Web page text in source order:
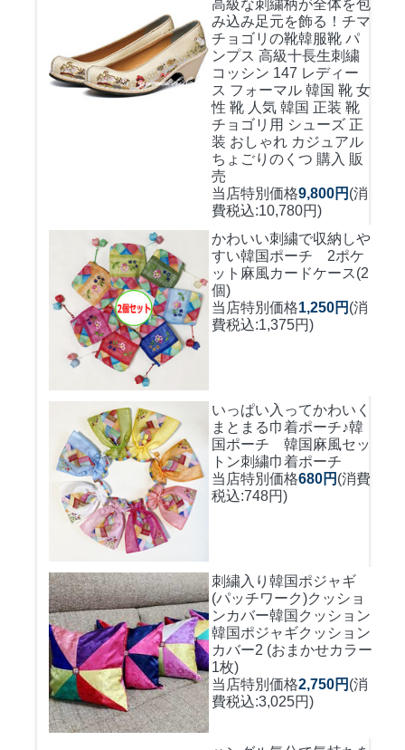
高級な刺繍柄が全体を包
み込み足元を飾る！ チマ
チョゴリの靴韓服靴 パ
ンプス 高級十長生刺繍
コッシン 147 レディー
ス フォーマル 韓国 靴 女
性 靴 人気 韓国 正装 靴
チョゴリ用 シューズ 正
装 おしゃれ カジュアル
ちょごりのくつ 購入 販
売
当店特別価格9,800円 (消
費税込:10,780円)
かわいい刺繍で収納しや
すい韓国ポーチ 2ポケ
ット麻風カードケース(2
個)
当店特別価格1,250円 (消
費税込:1,375円)
いっぱい入ってかわいく
まとまる巾着ポーチ♪韓
国ポーチ 韓国麻風セッ
トン刺繍巾着ポーチ
当店特別価格680円 (消費
税込:748円)
刺繍入り韓国ポジャギ
(パッチワーク)クッショ
ンカバー韓国クッション
韓国ポジャギクッション
カバー2 (おまかせカラー
1枚)
当店特別価格2,750円 (消
費税込:3,025円)